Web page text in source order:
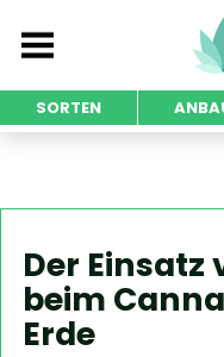
SORTEN
Der
beim
Erde